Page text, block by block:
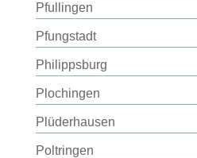
Pfullingen
Pfungstadt
Philippsburg
Plochingen
Plüderhausen
Poltringen